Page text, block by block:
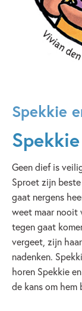
Spekkie
Geen dief is
Sproet zijn
gaat nergens
weet maar nooit
tegen gaat
vergeet, zijn
nadenken.
horen Spekkie
de kans om hem